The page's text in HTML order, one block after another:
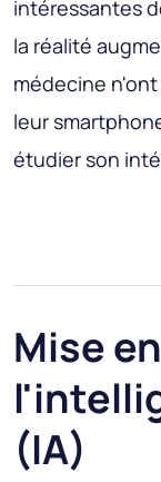
intéressantes
la réalité
médecine
leur
étudier son
Mise
(IA)